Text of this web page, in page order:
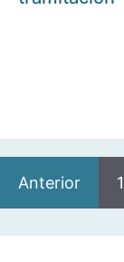
Anterior 1